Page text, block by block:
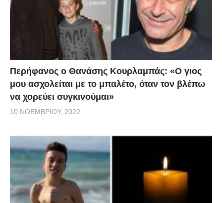
Περήφανος ο Θανάσης Κουρλαμπάς: «Ο γιος
μου ασχολείται με το μπαλέτο, όταν τον βλέπω
να χορεύει συγκινούμαι»
10 ΝΟΕΜΒΡΊΟΥ, 2022